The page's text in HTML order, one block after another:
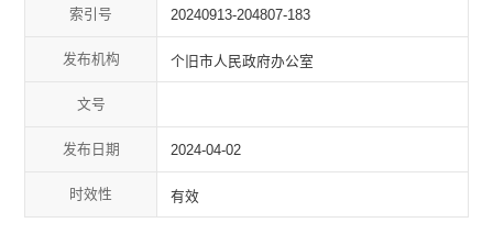
索引号 20240913-204807-183
发布机构 个旧市人民政府办公室
文号
发布日期 2024-04-02
时效性 有效